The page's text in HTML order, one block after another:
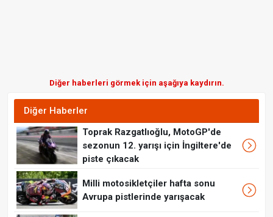
Diğer haberleri görmek için aşağıya kaydırın.
Diğer Haberler
Toprak Razgatlıoğlu, MotoGP'de
sezonun 12. yarışı için İngiltere'de
piste çıkacak
Milli motosikletçiler hafta sonu
Avrupa pistlerinde yarışacak